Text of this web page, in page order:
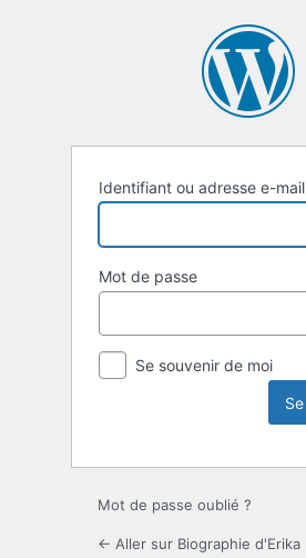
Identifiant ou adresse e-mail
Mot de passe
Se souvenir de moi
Mot de passe oublié ?
← Aller sur Biographie d'Erika